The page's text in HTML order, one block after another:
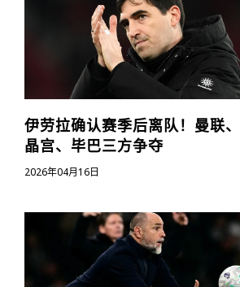
伊劳拉确认赛季后离队！曼联
晶宫、毕巴三方争夺
2026年04月16日